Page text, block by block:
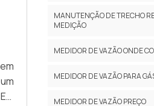
a
MANUTENÇÃO DE TRECHO
MEDIÇÃO
MEDIDOR DE VAZÃO ONDE
MEDIDOR DE VAZÃO PARA
MEDIDOR DE VAZÃO PREÇO